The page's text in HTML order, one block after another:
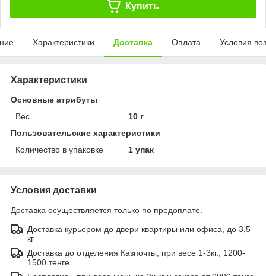
Купить
Характеристики Доставка Оплата Условия
Характеристики
Основные атрибуты
Вес
10 г
Пользовательские характеристики
Количество в упаковке
1 упак
Условия доставки
Доставка осуществляется только по предоплате.
Доставка курьером до двери квартиры или офиса, до 3,5
кг
Доставка до отделения Казпочты, при весе 1-3кг., 1200-
1500 тенге